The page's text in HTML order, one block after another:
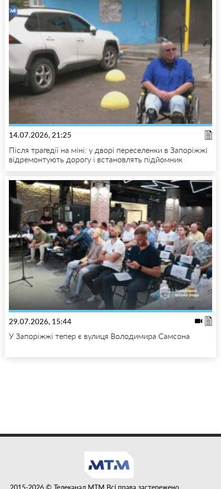
14.07.2026, 21:25
Після трагедії на міні: у дворі переселенки в Запоріжжі
відремонтують дорогу і встановлять підйомник
29.07.2026, 15:44
У Запоріжжі тепер є вулиця Володимира Самсона